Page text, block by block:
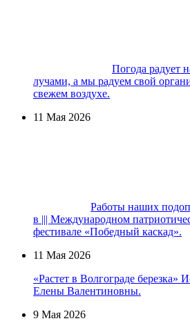
Погода радует
лучами, а мы радуем свой
свежем воздухе.
11 Мая 2026
Работы наших
в ||| Международном
фестивале «Победный каскад».
11 Мая 2026
«Растет в Волгограде березка»
Елены Валентиновны.
9 Мая 2026